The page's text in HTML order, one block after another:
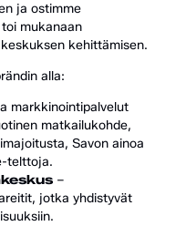
ja ostimme
mukanaan
kehittämisen.
alla:
markkinointipalvelut
matkailukohde,
Savon ainoa
telttoja.
–
jotka yhdistyvät